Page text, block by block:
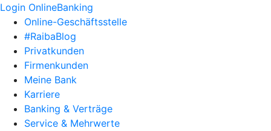
Login OnlineBanking
Online-Geschäftsstelle
#RaibaBlog
Privatkunden
Firmenkunden
Meine Bank
Karriere
Banking & Verträge
Service & Mehrwerte